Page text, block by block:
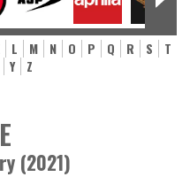
L M N O P Q R S
T
Y Z
(2021)